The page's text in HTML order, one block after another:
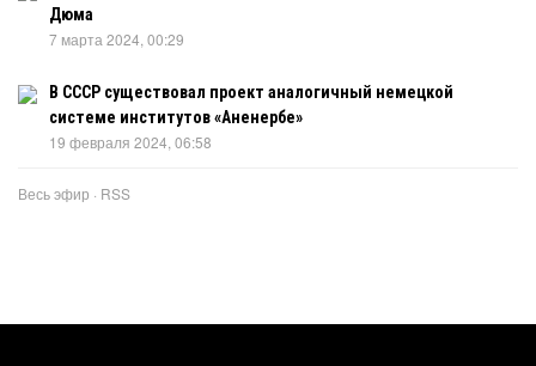
Дюма
7 марта 2024, 00:29
В СССР существовал проект аналогичный немецкой
системе институтов «Аненербе»
19 февраля 2024, 06:58
Весь эфир · RSS